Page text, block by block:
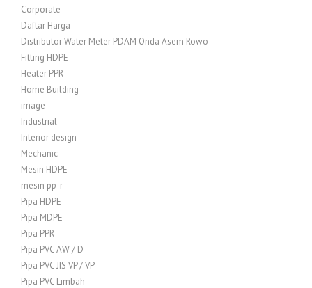
Corporate
Daftar Harga
Distributor Water Meter PDAM Onda Asem Rowo
Fitting HDPE
Heater PPR
Home Building
image
Industrial
Interior design
Mechanic
Mesin HDPE
mesin pp-r
Pipa HDPE
Pipa MDPE
Pipa PPR
Pipa PVC AW / D
Pipa PVC JIS VP / VP
Pipa PVC Limbah